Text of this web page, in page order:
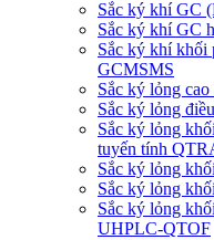
Sắc ký khí GC
Sắc ký khí GC
Sắc ký khí khối
GCMSMS
Sắc ký lỏng
Sắc ký lỏng
Sắc ký lỏng
tuyến tính
Sắc ký lỏng
Sắc ký lỏng
Sắc ký lỏng
UHPLC-QTOF